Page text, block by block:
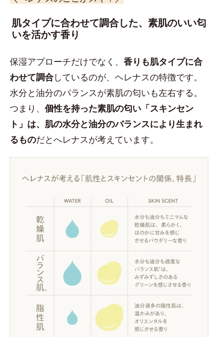
肌タイプに合わせて調合した、素肌のいい匂
いを活かす香り
保湿アプローチだけでなく、 香りも肌タイプに合
わせて調合しているのが、ヘレナスの特徴です。
水分と油分のバランスが素肌の匂いも左右する。
つまり、 個性を持った素肌の匂い「スキンセン
ト」は、肌の水分と油分のバランスにより生まれ
るものだとへレナスが考えています。